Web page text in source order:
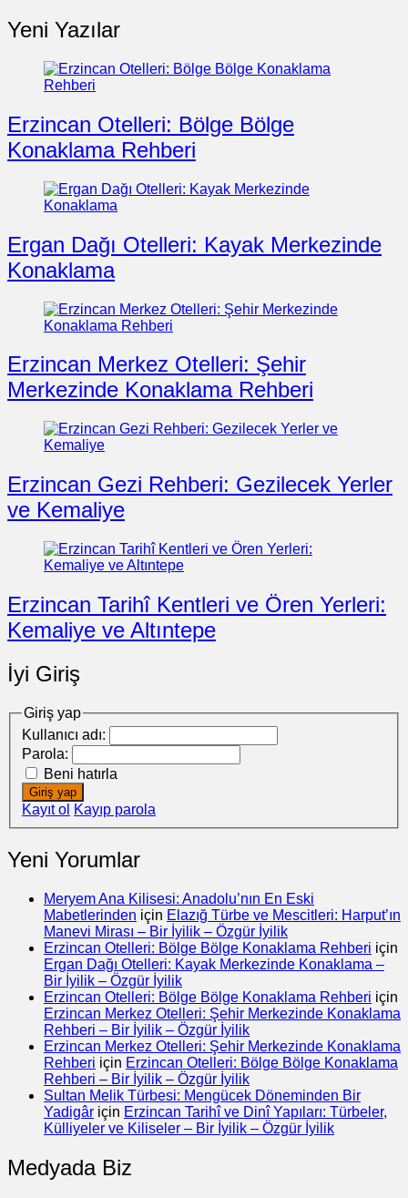
Yeni Yazılar
Erzincan Otelleri: Bölge Bölge
Konaklama Rehberi
Ergan Dağı Otelleri: Kayak Merkezinde
Konaklama
Erzincan Merkez Otelleri: Şehir
Merkezinde Konaklama Rehberi
Erzincan Gezi Rehberi: Gezilecek Yerler
ve Kemaliye
Erzincan Tarihî Kentleri ve Ören Yerleri:
Kemaliye ve Altıntepe
İyi Giriş
Giriş yap
Kullanıcı adı:
Parola:
Beni hatırla
Giriş yap
Kayıt ol Kayıp parola
Yeni Yorumlar
Meryem Ana Kilisesi: Anadolu’nın En Eski
Mabetlerinden için Elazığ Türbe ve Mescitleri: Harput’ın
Manevi Mirası – Bir İyilik – Özgür İyilik
Erzincan Otelleri: Bölge Bölge Konaklama Rehberi için
Ergan Dağı Otelleri: Kayak Merkezinde Konaklama –
Bir İyilik – Özgür İyilik
Erzincan Otelleri: Bölge Bölge Konaklama Rehberi için
Erzincan Merkez Otelleri: Şehir Merkezinde Konaklama
Rehberi – Bir İyilik – Özgür İyilik
Erzincan Merkez Otelleri: Şehir Merkezinde Konaklama
Rehberi için Erzincan Otelleri: Bölge Bölge Konaklama
Rehberi – Bir İyilik – Özgür İyilik
Sultan Melik Türbesi: Mengücek Döneminden Bir
Yadigâr için Erzincan Tarihî ve Dinî Yapıları: Türbeler,
Külliyeler ve Kiliseler – Bir İyilik – Özgür İyilik
Medyada Biz